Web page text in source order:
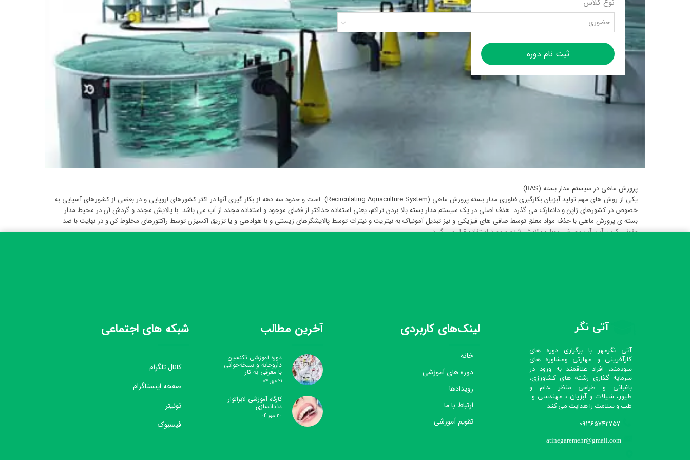
حضوری
ثبت نام دوره
پرورش ماهی در سیستم مدار بسته (RAS)
یکی از روش های مهم تولید آبزیان بکارگیری فناوری مدار بسته پرورش ماهی (Recirculating Aquaculture System) است و حدود سه دهه از بکار گیری آنها در اکثر کشورهای اروپایی و در بعضی از کشورهای آسیایی به
خصوص در کشورهای ژاپن و دانمارک می گذرد. هدف اصلی در یک سیستم مدار بسته بالا بردن تراکم، یعنی استفاده حداکثر از فضای موجود و استفاده مجدد از آب می باشد. با پالایش مجدد و گردش آن در محیط مدار
بسته ی پرورش ماهی با حذف مواد معلق توسط صافی های فیزیکی و نیز تبدیل آمونیاک به نیتریت و نیترات توسط پالایشگرهای زیستی و با هوادهی و یا تزریق اکسیژن توسط راکتورهای مخلوط کن و در نهایت با ضد
عفونی کردن آب، آب مصرفی دوباره پالایش شده و مورد استفاده قرار می گیرد.
آتی نگر
آتی نگرمهر با برگزاری دوره های
کارآفرینی و مهارتی ومشاوره های
سودمند، افراد علاقمند به ورود در
سرمایه گذاری رشته های کشاورزی،
باغبانی و طراحی منظر ،دام و
طیور، شیلات و آبزیان ، مهندسی و
طب و سلامت را هدایت می کند​​​​​​​
09365742757
atinegaremehr@gmail.com
لینک‌های کاربردی
خانه
دوره های آموزشی
رویدادها
ارتباط با ما
تقویم آموزشی
آخرین مطالب
دوره آموزشی تکنسین
داروخانه و نسخه‌خوانی
با معرفی به کار
۲۱ مهر ۰۴
کارگاه آموزشی لابراتوار
دندانسازی
۲۰ مهر ۰۴
شبکه های اجتماعی
کانال تلگرام
صفحه اینستاگرام
توئیتر
فیسبوک